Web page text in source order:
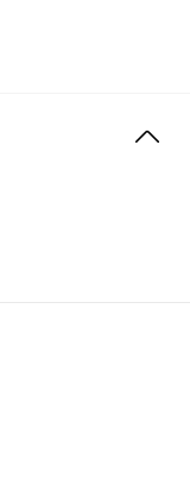
a nuestra
hace calor y
Consigues
que te encanta.